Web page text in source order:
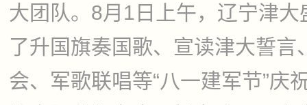
大团队。8月1日上午，辽宁津大
了升国旗奏国歌、宣读津大誓言
会、军歌联唱等“八一建军节”庆